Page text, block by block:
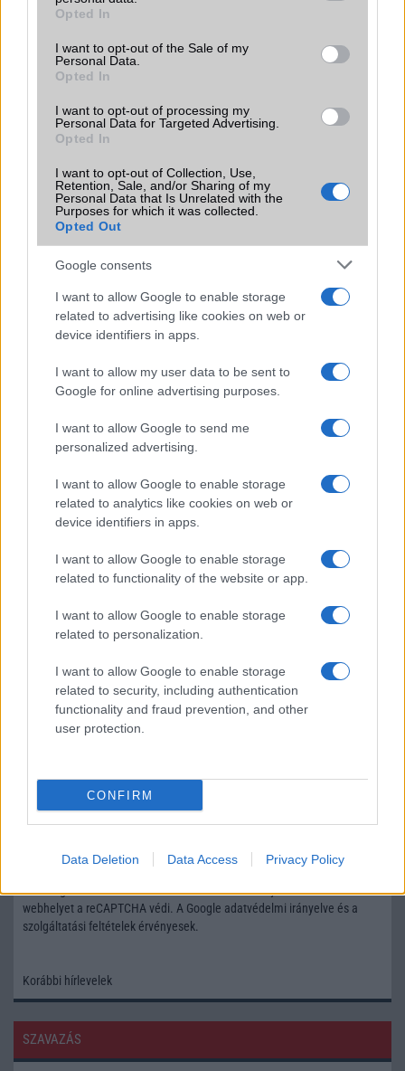
grant or deny consent to Google and its third-party tags to
use your data for below specified purposes in below Google
consent section.
Opted In
I want to opt-out of the Sale of my
Personal Data.
Opted In
I want to opt-out of processing my
Personal Data for Targeted Advertising.
Opted In
I want to opt-out of Collection, Use,
Retention, Sale, and/or Sharing of my
Personal Data that Is Unrelated with the
Purposes for which it was collected.
Opted Out
Google consents
I want to allow Google to enable storage
related to advertising like cookies on web or
device identifiers in apps.
I want to allow my user data to be sent to
Google for online advertising purposes.
I want to allow Google to send me
personalized advertising.
I want to allow Google to enable storage
related to analytics like cookies on web or
device identifiers in apps.
I want to allow Google to enable storage
related to functionality of the website or app.
I want to allow Google to enable storage
related to personalization.
I want to allow Google to enable storage
related to security, including authentication
functionality and fraud prevention, and other
user protection.
CONFIRM
Data Deletion Data Access Privacy Policy
Motorola
Samsung
Xiaomi
ZTE
Mennyibe kerül
Keressen a telefonboltok ajánlatai között!
TELEFONOK GYORSLISTA
Márka :
Feliratkozás a Telefonguru ingyenes hírlevelére
Elfogadom azAdatvédelmi és Adatkezelési TájékoztatótEzt a
webhelyet a reCAPTCHA védi. A Google adatvédelmi irányelve és a
szolgáltatási feltételek érvényesek.
Korábbi hírlevelek
SZAVAZÁS